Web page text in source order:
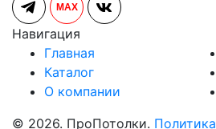
MAX
Навигация
Главная
Каталог
О компании
© 2026. ПроПотолки. Политика